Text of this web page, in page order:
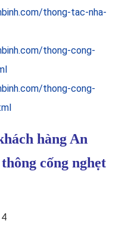
thong-tac-nha-
thong-cong-
thong-cong-
hàng An
cống nghẹt